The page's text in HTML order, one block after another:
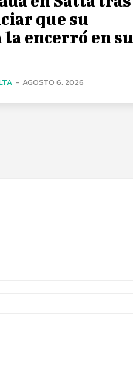
que su
encerró en su
- AGOSTO 6, 2026